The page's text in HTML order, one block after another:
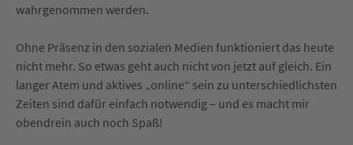
wahrgenommen werden.
Ohne Präsenz in den sozialen Medien funktioniert das heute
nicht mehr. So etwas geht auch nicht von jetzt auf gleich. Ein
langer Atem und aktives „online“ sein zu unterschiedlichsten
Zeiten sind dafür einfach notwendig – und es macht mir
obendrein auch noch Spaß!